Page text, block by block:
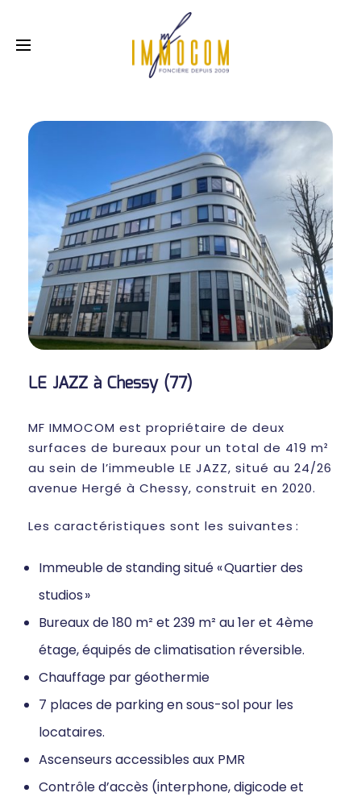
LE JAZZ
CHESSY (77)
LE JAZZ à Chessy (77)
MF IMMOCOM est propriétaire de deux
surfaces de bureaux pour un total de 419 m²
au sein de l’immeuble LE JAZZ, situé au 24/26
avenue Hergé à Chessy, construit en 2020.
Les caractéristiques sont les suivantes :
Immeuble de standing situé « Quartier des
studios »
Bureaux de 180 m² et 239 m² au 1er et 4ème
étage, équipés de climatisation réversible.
Chauffage par géothermie
7 places de parking en sous-sol pour les
locataires.
Ascenseurs accessibles aux PMR
Contrôle d’accès (interphone, digicode et